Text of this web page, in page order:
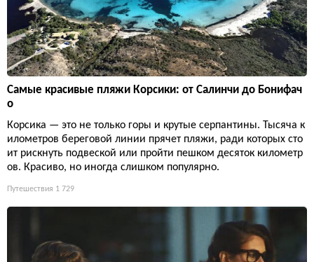
Самые красивые пляжи Корсики: от Салинчи до Бонифач
о
Корсика — это не только горы и крутые серпантины. Тысяча к
илометров береговой линии прячет пляжи, ради которых сто
ит рискнуть подвеской или пройти пешком десяток километр
ов. Красиво, но иногда слишком популярно.
Путешествия 1 729